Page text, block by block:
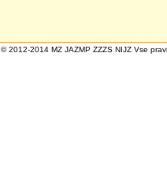
© 2012-2014 MZ JAZMP ZZZS NIJZ Vse